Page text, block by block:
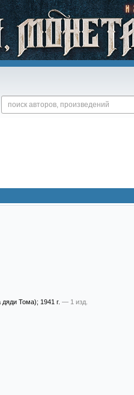
дяди Тома); 1941 г. — 1 изд.